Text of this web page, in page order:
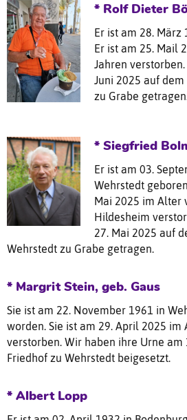
* Rolf Dieter
Er ist am 28.
Er ist am 25. Mail
Jahren
Juni 2025 auf
zu Grabe
* Siegfried
Er ist am 03.
Wehrstedt
Mai 2025 im Alter
Hildesheim
27. Mai 2025 auf
Wehrstedt zu Grabe getragen.
* Margrit Stein, geb. Gaus
Sie ist am 22. November 1961 in
worden. Sie ist am 29. April 2025 im
verstorben. Wir haben ihre Urne am
Friedhof zu Wehrstedt beigesetzt.
* Albert Lopp